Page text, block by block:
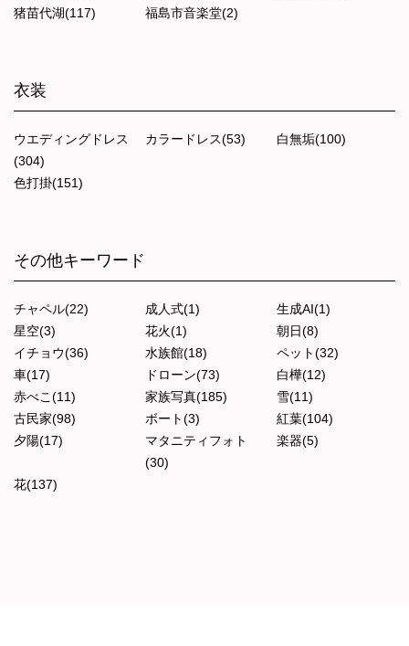
猪苗代湖(117)
福島市音楽堂(2)
衣装
ウエディングドレス
(304)
カラードレス(53) 白無垢(100)
色打掛(151)
その他キーワード
チャペル(22) 成人式(1)
生成AI(1)
星空(3)
花火(1)
朝日(8)
イチョウ(36)
水族館(18)
ペット(32)
車(17)
ドローン(73)
白樺(12)
赤べこ(11)
家族写真(185)
雪(11)
古民家(98)
ボート(3)
紅葉(104)
夕陽(17)
マタニティフォト
(30)
楽器(5)
花(137)